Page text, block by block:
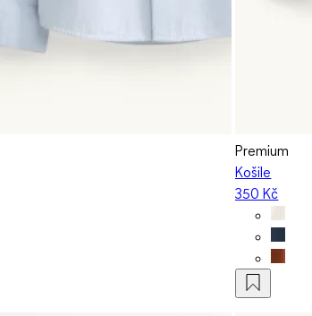
Premium
Košile
350 Kč